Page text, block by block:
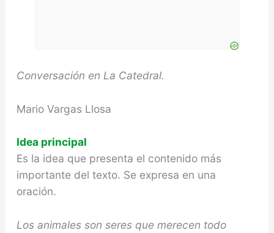
Conversación en La Catedral.
Mario Vargas Llosa
Idea principal
Es la idea que presenta el contenido más
importante del texto. Se expresa en una
oración.
Los animales son seres que merecen todo